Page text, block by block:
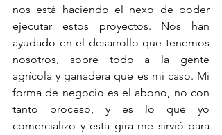
nos está haciendo el nexo de poder
ejecutar estos proyectos. Nos han
ayudado en el desarrollo que tenemos
nosotros, sobre todo a la gente
agrícola y ganadera que es mi caso. Mi
forma de negocio es el abono, no con
tanto proceso, y es lo que yo
comercializo y esta gira me sirvió para